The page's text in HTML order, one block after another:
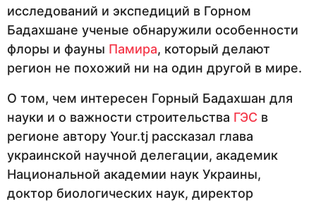
исследований и экспедиций в Горном
Бадахшане ученые обнаружили особенности
флоры и фауны Памира, который делают
регион не похожий ни на один другой в мире.
О том, чем интересен Горный Бадахшан для
науки и о важности строительства ГЭС в
регионе автору Your.tj рассказал глава
украинской научной делегации, академик
Национальной академии наук Украины,
доктор биологических наук, директор